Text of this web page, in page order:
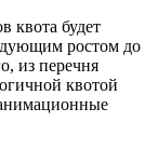
квота будет
ростом до
из перечня
квотой